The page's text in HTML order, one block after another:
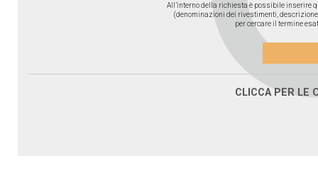
All’interno della richiesta è possibile inserire
(denominazioni dei rivestimenti, descrizione
per cercare il termine
CLICCA PER LE